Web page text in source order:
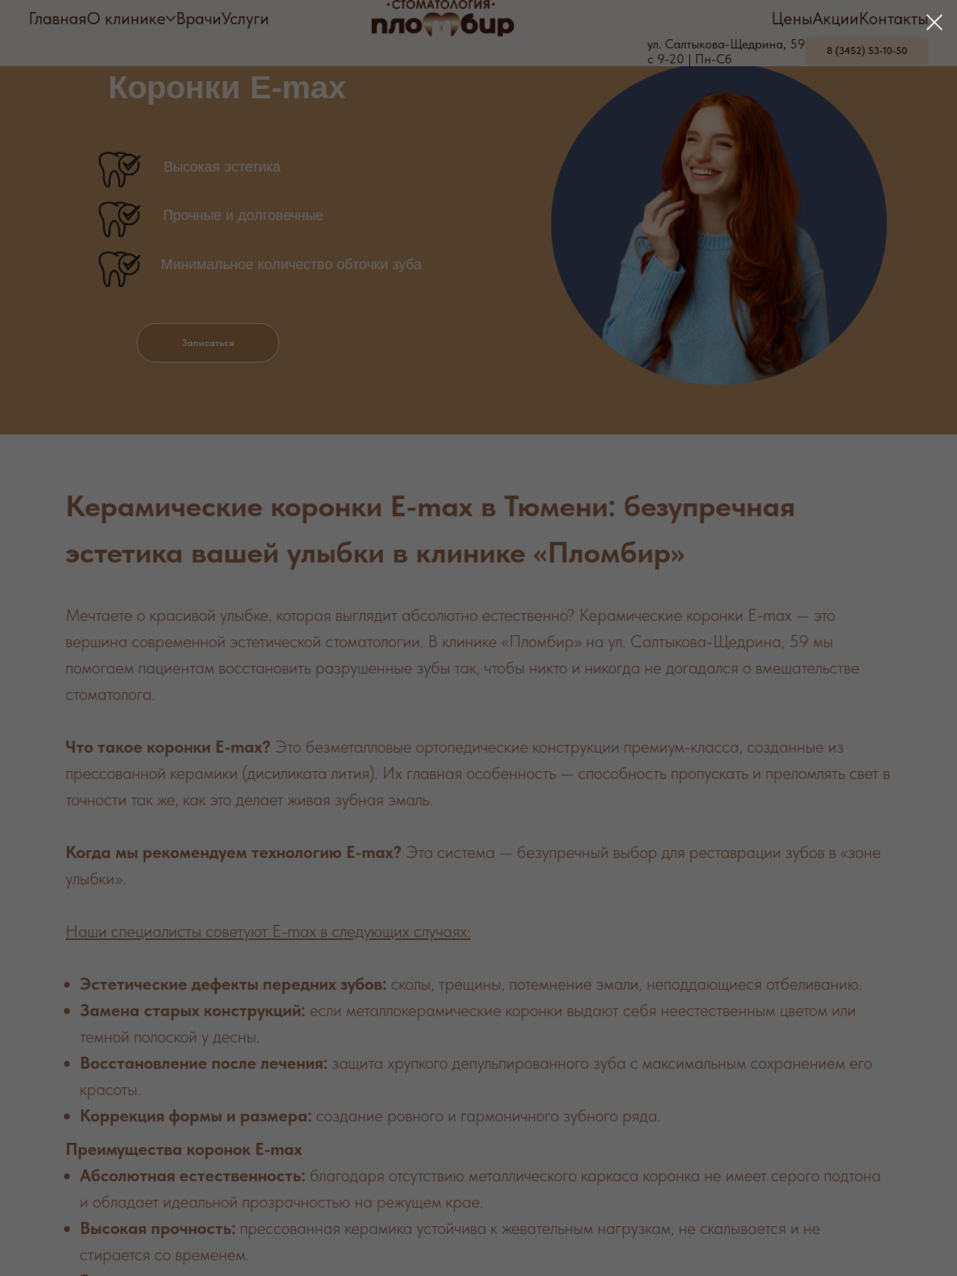
ГлавнаяО клинике ВрачиУслуги ЦеныАкцииКонтакты
ул. Салтыкова-Щедрина, 59
с 9-20 | Пн-Сб
8 (3452) 53-10-50
Коронки E-max
Высокая эстетика
Прочные и долговечные
Минимальное количество обточки зуба
Записаться
Керамические коронки E-max в Тюмени: безупречная
эстетика вашей улыбки в клинике «Пломбир»
Мечтаете о красивой улыбке, которая выглядит абсолютно естественно? Керамические коронки E-max — это
вершина современной эстетической стоматологии. В клинике «Пломбир» на ул. Салтыкова-Щедрина, 59 мы
помогаем пациентам восстановить разрушенные зубы так, чтобы никто и никогда не догадался о вмешательстве
стоматолога.
Что такое коронки E-max? Это безметалловые ортопедические конструкции премиум-класса, созданные из
прессованной керамики (дисиликата лития). Их главная особенность — способность пропускать и преломлять свет в
точности так же, как это делает живая зубная эмаль.
Когда мы рекомендуем технологию E-max? Эта система — безупречный выбор для реставрации зубов в «зоне
улыбки».
Наши специалисты советуют E-max в следующих случаях:
Эстетические дефекты передних зубов: сколы, трещины, потемнение эмали, неподдающиеся отбеливанию.
Замена старых конструкций: если металлокерамические коронки выдают себя неестественным цветом или
темной полоской у десны.
Восстановление после лечения: защита хрупкого депульпированного зуба с максимальным сохранением его
красоты.
Коррекция формы и размера: создание ровного и гармоничного зубного ряда.
Преимущества коронок E-max
Абсолютная естественность: благодаря отсутствию металлического каркаса коронка не имеет серого подтона
и обладает идеальной прозрачностью на режущем крае.
Высокая прочность: прессованная керамика устойчива к жевательным нагрузкам, не скалывается и не
стирается со временем.